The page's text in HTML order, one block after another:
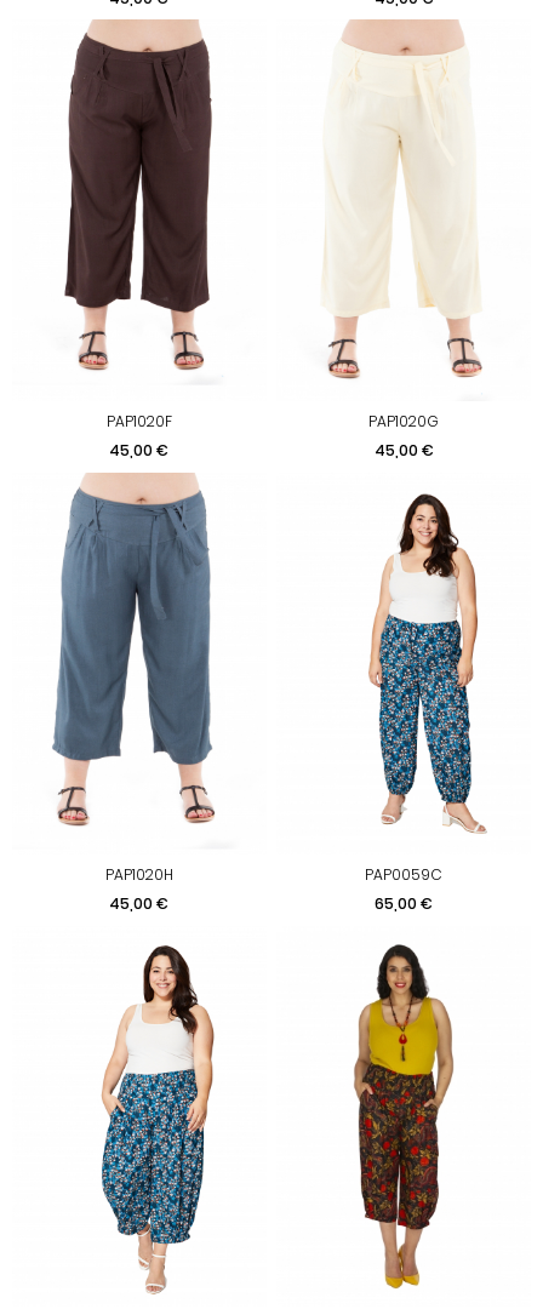
PAP1020F
Prix
45,00 €
PAP1020G
Prix
45,00 €
PAP1020H
Prix
45,00 €
PAP0059C
Prix
65,00 €